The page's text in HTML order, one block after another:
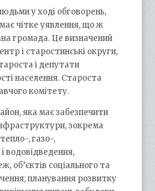
у ході обговорень,
чітке уявлення, що ж
громада. Це визначений
і старостинські округи,
і депутати
населення. Староста
комітету.
яка має забезпечити
зокрема
, газо-,
водовідведення,
об’єктів соціального та
планування розвитку